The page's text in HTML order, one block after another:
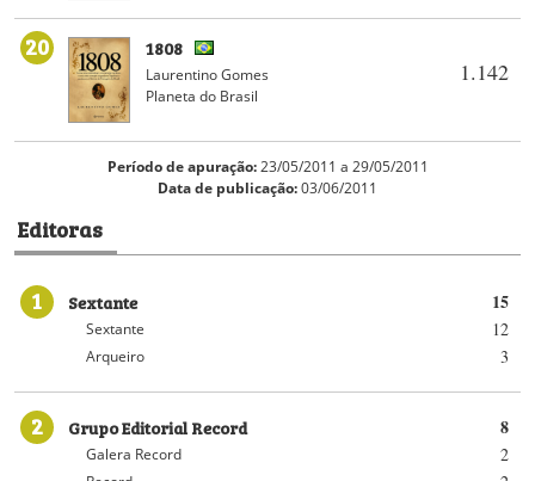
20
1.142
1808
Laurentino Gomes
Planeta do Brasil
Período de apuração:23/05/2011 a 29/05/2011
Data de publicação:03/06/2011
Editoras
1 15
Sextante
12
Sextante
3
Arqueiro
2 8
Grupo Editorial Record
2
Galera Record